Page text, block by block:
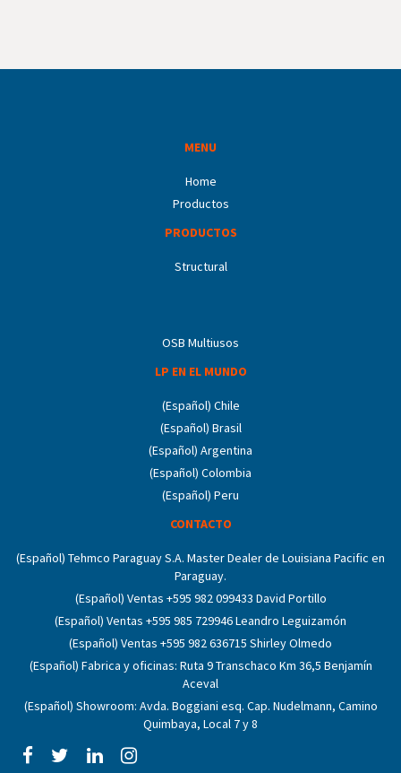
MENU
Home
Productos
PRODUCTOS
Structural
OSB Multiusos
LP EN EL MUNDO
(Español) Chile
(Español) Brasil
(Español) Argentina
(Español) Colombia
(Español) Peru
CONTACTO
(Español) Tehmco Paraguay S.A. Master Dealer de Louisiana Pacific en
Paraguay.
(Español) Ventas +595 982 099433 David Portillo
(Español) Ventas +595 985 729946 Leandro Leguizamón
(Español) Ventas +595 982 636715 Shirley Olmedo
(Español) Fabrica y oficinas: Ruta 9 Transchaco Km 36,5 Benjamín
Aceval
(Español) Showroom: Avda. Boggiani esq. Cap. Nudelmann, Camino
Quimbaya, Local 7 y 8